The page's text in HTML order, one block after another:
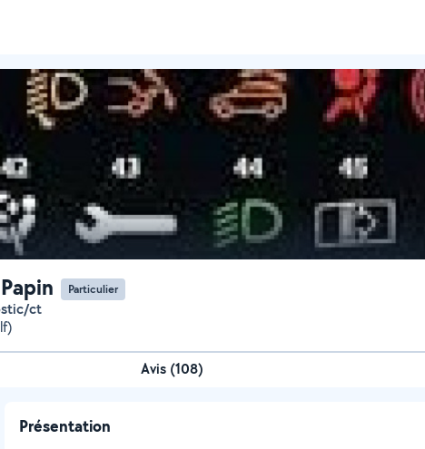
Particulier
ct
Avis (108)
Présentation